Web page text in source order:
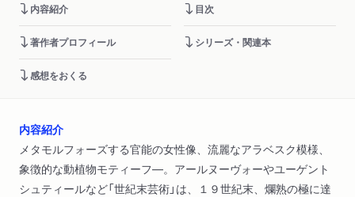
内容紹介 目次
著作者プロフィール シリーズ・関連本
感想をおくる
内容紹介
メタモルフォーズする官能の女性像、流麗なアラベスク模様、
象徴的な動植物モティーフ―。アールヌーヴォーやユーゲント
シュティールなど「世紀末芸術」は、１９世紀末、爛熟の極に達